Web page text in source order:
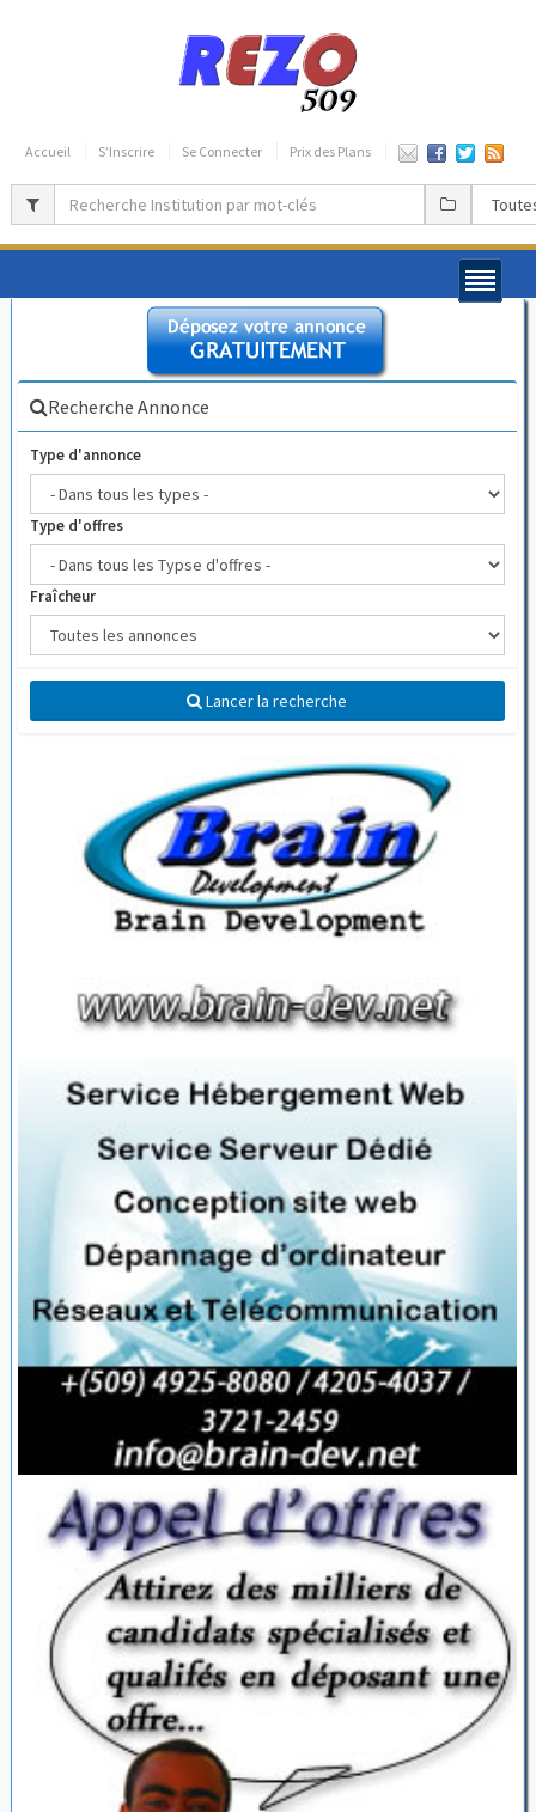
Accueil S’Inscrire Se Connecter Prix des Plans
Recherche Annonce
Type d'annonce
Type d'offres
Fraîcheur
Lancer la recherche